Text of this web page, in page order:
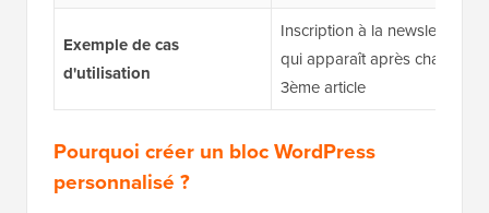
Exemple de cas
d'utilisation
Inscription à la newsletter
qui apparaît après chaque
3ème article
Pourquoi créer un bloc WordPress
personnalisé ?